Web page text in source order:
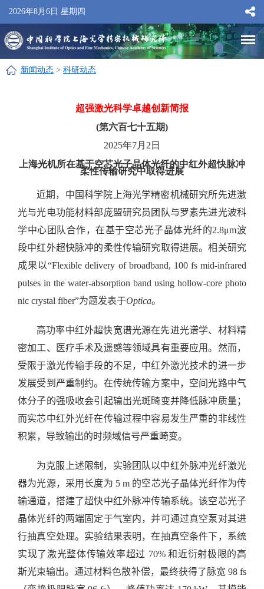
2026年8月6日 星期四
新闻动态 > 科研动态
超强激光科学卓越创新简报
(第六百七十五期)
2025年7月2日
上海光机所在基于空芯光子晶体光纤的中红外超快脉冲
柔性传输研究中取得进展
近期，中国科学院上海光学精密机械研究所先进激
光与光电功能材料部庞盟研究员团队与罗素先进光波科
学中心团队合作，在基于空芯光子晶体光纤的2.8μm波
段中红外超快脉冲的柔性传输研究取得进展。相关研究
成果以“Flexible delivery of broadband, 100 fs mid-infrared
pulses in the water-absorption band using hollow-core photo
nic crystal fiber”为题发表于Optica。
高功率中红外超快宽谱光源在先进光谱学、材料精
密加工、医疗手术及遥感等领域具有重要应用。然而，
受限于激光传输手段的不足，中红外激光技术的进一步
发展受到严重制约。在传统传输方案中，空间光路中气
体分子的强吸收会引起输出光斑畸变并降低脉冲质量；
而实芯中红外光纤在传输过程中容易发生严重的非线性
积累，导致输出的时频域信号严重畸变。
为克服上述限制，实验团队以中红外脉冲光纤激光
器为光源，采用长度为 5 m 的空芯光子晶体光纤作为传
输通道，搭建了超快中红外脉冲传输系统。该空芯光子
晶体光纤的两端固定于气室内，并可通过真空泵对其进
行抽真空处理。实验结果表明，在抽真空条件下，系统
实现了激光整体传输效率超过 70%和近衍射极限的高
斯光束输出。通过材料色散补偿，最终获得了脉宽 98 fs